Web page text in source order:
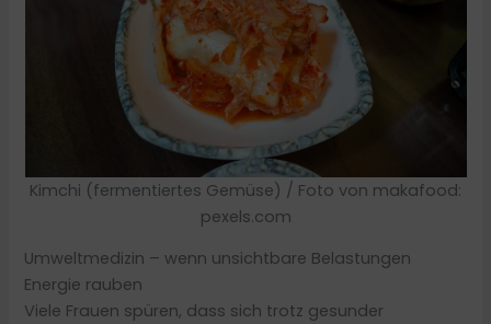
Kimchi (fermentiertes Gemüse) / Foto von makafood:
pexels.com
Umweltmedizin – wenn unsichtbare Belastungen
Energie rauben
Viele Frauen spüren, dass sich trotz gesunder